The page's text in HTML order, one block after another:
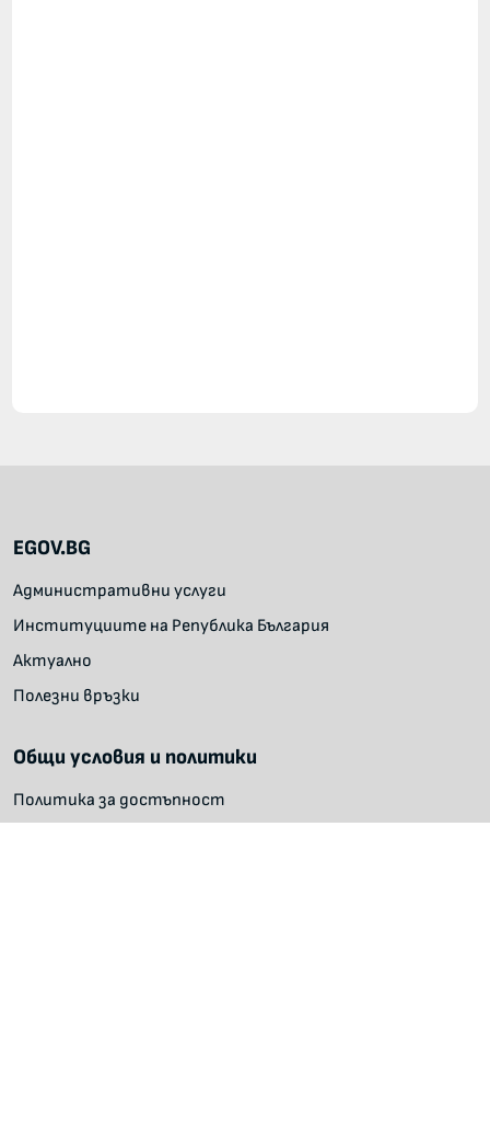
EGOV.BG
Административни услуги
Институциите на Република България
Актуално
Полезни връзки
Общи условия и политики
Политика за достъпност